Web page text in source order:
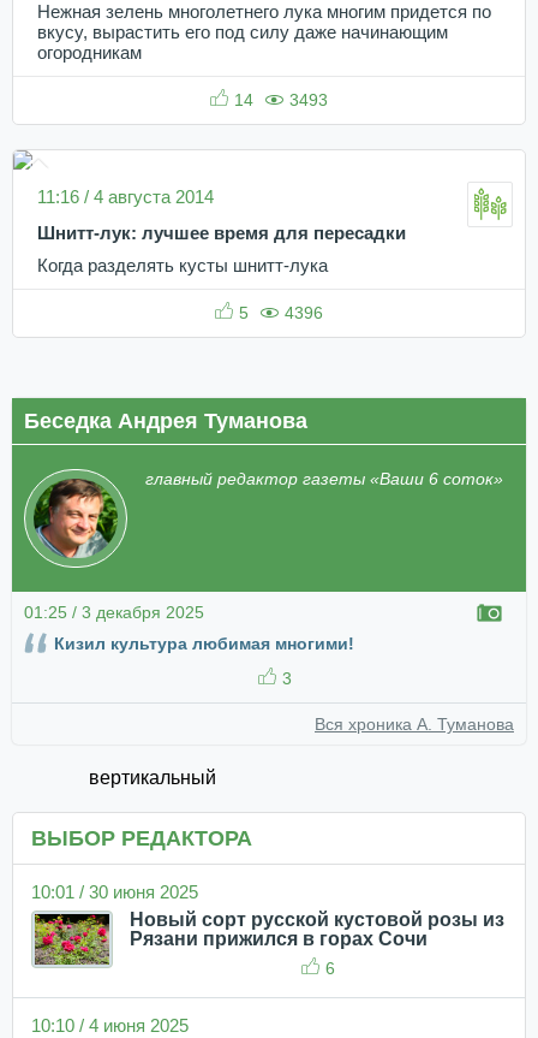
Нежная зелень многолетнего лука многим придется по
вкусу, вырастить его под силу даже начинающим
огородникам
14 3493
11:16 / 4 августа 2014
Шнитт-лук: лучшее время для пересадки
Когда разделять кусты шнитт-лука
5 4396
Беседка Андрея Туманова
главный редактор газеты «Ваши 6 соток»
01:25 / 3 декабря 2025
Кизил культура любимая многими!
3
Вся хроника А. Туманова
вертикальный
ВЫБОР РЕДАКТОРА
10:01 / 30 июня 2025
Новый сорт русской кустовой розы из
Рязани прижился в горах Сочи
6
10:10 / 4 июня 2025